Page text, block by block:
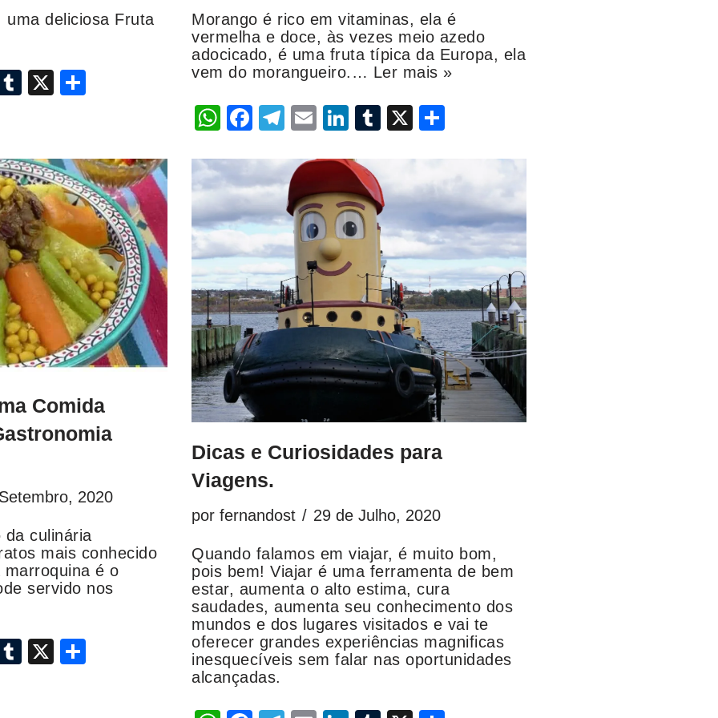
uma deliciosa Fruta
Li
T
bl
r
X
e
Morango é rico em vitaminas, ela é
vermelha e doce, às vezes meio azedo
adocicado, é uma fruta típica da Europa, ela
vem do morangueiro.… Ler mais »
W
at
s
A
p
p
F
c
e
b
o
o
k
T
e
gr
a
m
E
ai
l
Li
k
e
dI
n
T
bl
r
X
ar
e
Comida
2020
da culinária
mais conhecido
é o
servido nos
T
X
Dicas e Curiosidades para
Viagens.
por fernandost 29 de Julho, 2020
Quando falamos em viajar, é muito bom,
pois bem! Viajar é uma ferramenta de bem
estar, aumenta o alto estima, cura
saudades, aumenta seu conhecimento dos
mundos e dos lugares visitados e vai te
oferecer grandes experiências magnificas
inesquecíveis sem falar nas oportunidades
alcançadas.